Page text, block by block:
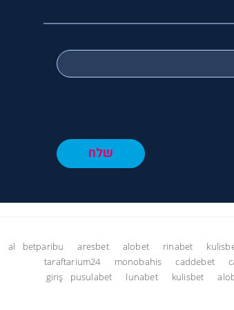
שלח
al
betparibu aresbet alobet rinabet
taraftarium24
monobahis caddebet
giriş
pusulabet lunabet kulisbet